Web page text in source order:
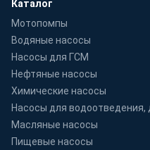
Каталог
Мотопомпы
Водяные насосы
Насосы для ГСМ
Нефтяные насосы
Химические насосы
Насосы для
Масляные насосы
Пищевые насосы